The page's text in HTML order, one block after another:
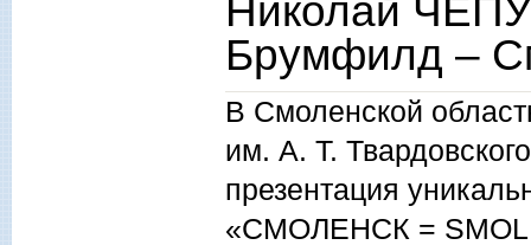
Николай
Брумфилд –
В Смоленской
им. А. Т.
презентация
«СМОЛЕНСК =